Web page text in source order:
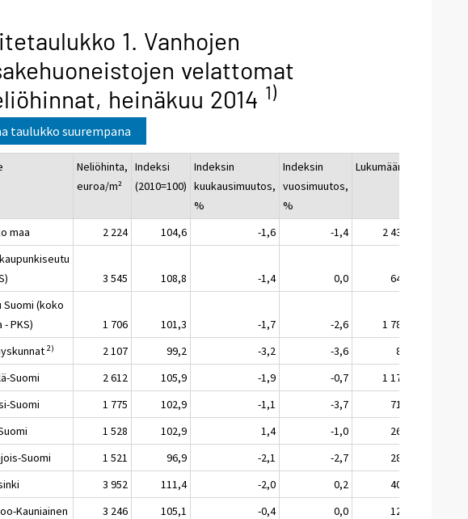
1. Vanhojen
velattomat
heinäkuu 2014 1)
taulukko suurempana
Neliöhinta,
euroa/m²
Indeksi
(2010=100)
Indeksin
kuukausimuutos,
%
Indeksin
vuosimuutos,
%
Lukumäärä
maa 2 224 104,6 -1,6 -1,4
2 433
3 545 108,8 -1,4 0,0
646
Suomi (koko
- PKS)
1 706 101,3 -1,7 -2,6
1 787
2) 2 107 99,2 -3,2 -3,6
83
Suomi
2 612 105,9 -1,9 -0,7
1 172
Suomi
1 775 102,9 -1,1 -3,7
713
1 528 102,9 1,4 -1,0
266
Suomi
1 521 96,9 -2,1 -2,7
282
3 952 111,4 -2,0 0,2
403
Kauniainen
3 246 105,1 -0,4 0,0
124